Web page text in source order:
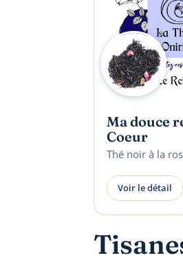
Ma douce
Coeur
Thé noir à la
Voir le détail